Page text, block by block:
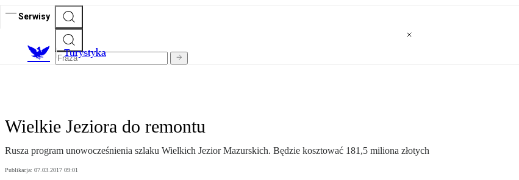
Serwisy
Turystyka
Wielkie Jeziora do remontu
Rusza program unowocześnienia szlaku Wielkich Jezior Mazurskich. Będzie kosztować 181,5 miliona złotych
Publikacja: 07.03.2017 09:01